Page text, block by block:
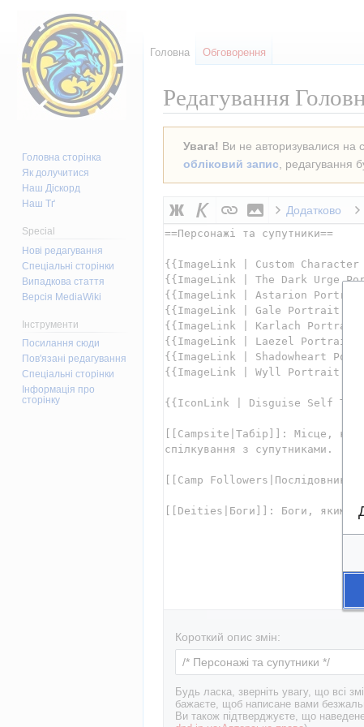
Редагування
навігації
пошуку
Увага! Ви не авторизувалися на
обліковий запис, редагування
Додатково
Короткий опис змін:
Будь ласка, зверніть увагу, що всі
бажаєте, щоб написане вами
Ви також підтверджуєте, що
Головна Обговорення
Головна сторінка
Як долучитися
Наш Діскорд
Наш Тґ
Special
Нові редагування
Спеціальні сторінки
Випадкова стаття
Версія MediaWiki
Інструменти
Посилання сюди
Пов'язані редагування
Спеціальні сторінки
Інформація про
сторінку